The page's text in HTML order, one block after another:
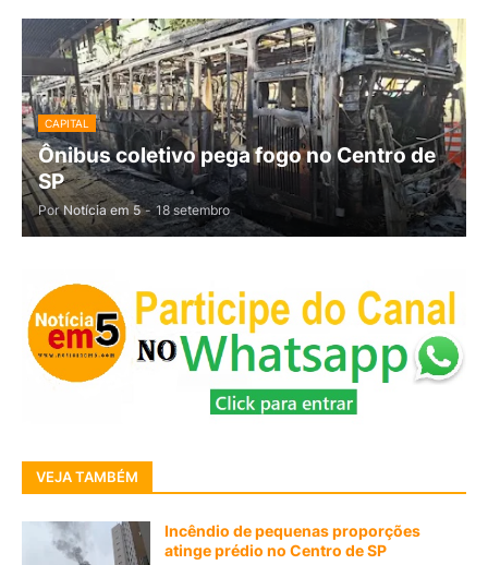
CAPITAL
Ônibus coletivo pega fogo no Centro de
SP
Por Notícia em 5 - 18 setembro
VEJA TAMBÉM
Incêndio de pequenas proporções
atinge prédio no Centro de SP